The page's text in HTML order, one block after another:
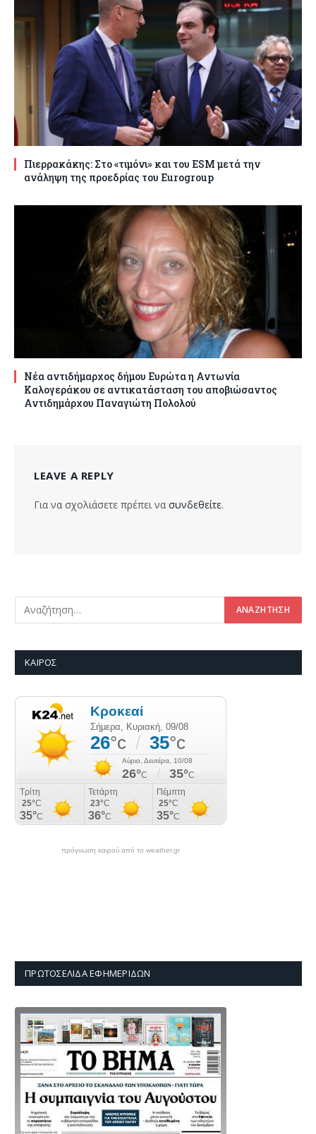
Πιερρακάκης: Στο «τιμόνι» και του ESM μετά την
ανάληψη της προεδρίας του Eurogroup
Νέα αντιδήμαρχος δήμου Ευρώτα η Αντωνία
Καλογεράκου σε αντικατάσταση του αποβιώσαντος
Αντιδημάρχου Παναγιώτη Πολολού
LEAVE A REPLY
Για να σχολιάσετε πρέπει να συνδεθείτε.
ΚΑΙΡΌΣ
πρόγνωση καιρού από το weather.gr
ΠΡΩΤΟΣΈΛΙΔΑ ΕΦΗΜΕΡΊΔΩΝ